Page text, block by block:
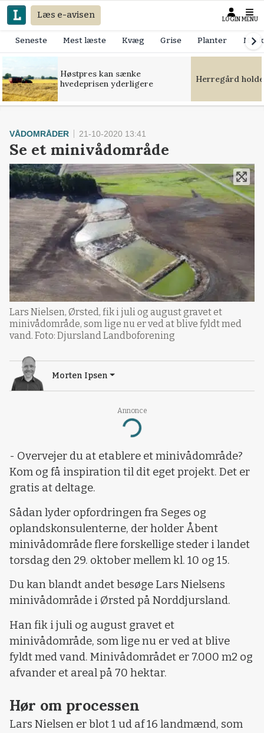
Læs e-avisen LOGIN MENU
Seneste Mest læste Kvæg Grise Planter
Høstpres kan sænke
hvedeprisen yderligere
Herregård
Annonce
Loading...
VÅDOMRÅDER 21-10-2020 13:41
Se et minivådområde
Lars Nielsen, Ørsted, fik i juli og august gravet et
minivådområde, som lige nu er ved at blive fyldt med
vand. Foto: Djursland Landboforening
Morten Ipsen
- Overvejer du at etablere et minivådområde?
Kom og få inspiration til dit eget projekt. Det er
gratis at deltage.
Sådan lyder opfordringen fra Seges og
oplandskonsulenterne, der holder Åbent
minivådområde flere forskellige steder i landet
torsdag den 29. oktober mellem kl. 10 og 15.
Du kan blandt andet besøge Lars Nielsens
minivådområde i Ørsted på Norddjursland.
Han fik i juli og august gravet et
minivådområde, som lige nu er ved at blive
fyldt med vand. Minivådområdet er 7.000 m2 og
afvander et areal på 70 hektar.
Hør om processen
Lars Nielsen er blot 1 ud af 16 landmænd, som